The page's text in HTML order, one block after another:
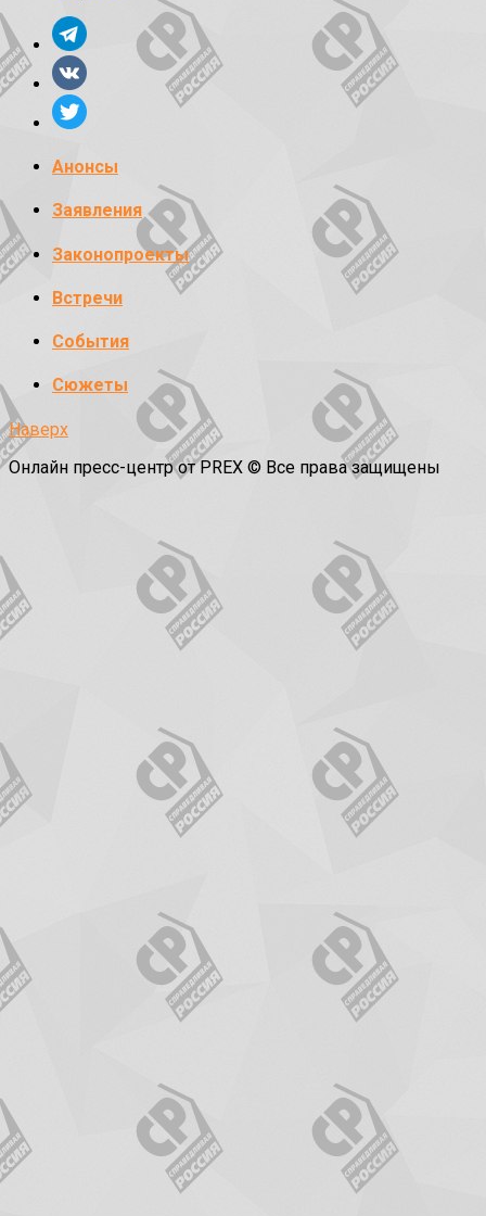
Анонсы
Заявления
Законопроекты
Встречи
События
Сюжеты
Наверх
Онлайн пресс-центр от PREX © Все права защищены